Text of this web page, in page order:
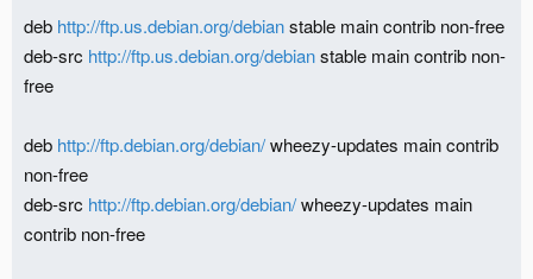
deb http://ftp.us.debian.org/debianstable main contrib non-free
deb-src http://ftp.us.debian.org/debianstable main contrib non-
free
deb http://ftp.debian.org/debian/wheezy-updates main contrib
non-free
deb-src http://ftp.debian.org/debian/wheezy-updates main
contrib non-free